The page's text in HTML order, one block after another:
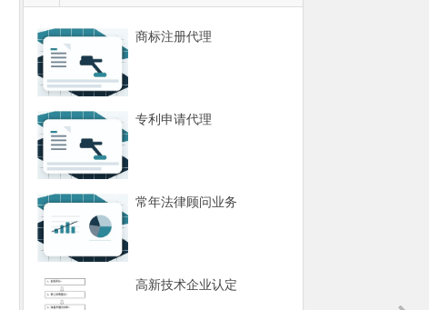
商标注册代理
专利申请代理
常年法律顾问业务
高新技术企业认定